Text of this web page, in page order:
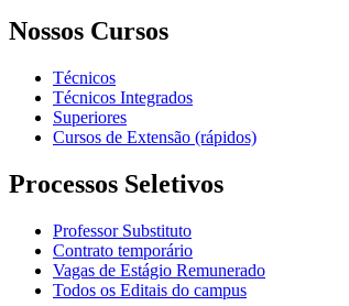
Nossos Cursos
Técnicos
Técnicos Integrados
Superiores
Cursos de Extensão (rápidos)
Processos Seletivos
Professor Substituto
Contrato temporário
Vagas de Estágio Remunerado
Todos os Editais do campus